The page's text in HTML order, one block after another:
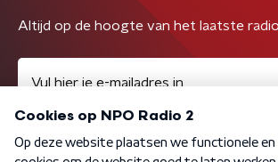
Altijd op de hoogte van het laatste